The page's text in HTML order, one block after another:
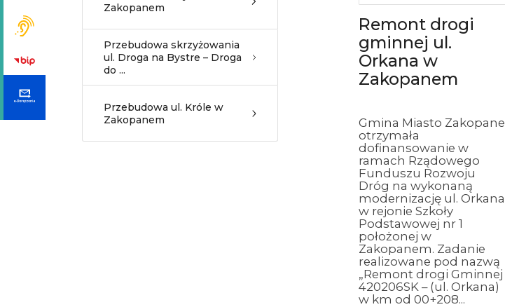
Zakopanem
Przebudowa skrzyżowania
ul. Droga na Bystre – Droga
do ...
Przebudowa ul. Króle w
Zakopanem
Remont drogi
gminnej ul.
Orkana w
Zakopanem
Gmina Miasto Zakopane
otrzymała
dofinansowanie w
ramach Rządowego
Funduszu Rozwoju
Dróg na wykonaną
modernizację ul. Orkana
w rejonie Szkoły
Podstawowej nr 1
położonej w
Zakopanem. Zadanie
realizowane pod nazwą
„Remont drogi Gminnej
420206SK – (ul. Orkana)
w km od 00+208...